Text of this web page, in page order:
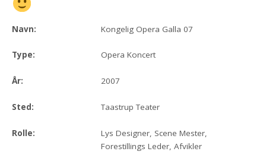
Navn: Kongelig Opera Galla 07
Type: Opera Koncert
År: 2007
Sted: Taastrup Teater
Rolle:
Lys Designer, Scene Mester,
Forestillings Leder, Afvikler